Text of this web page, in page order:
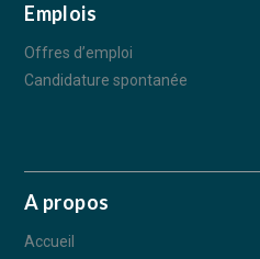
Emplois
Offres d’emploi
Candidature spontanée
A propos
Accueil